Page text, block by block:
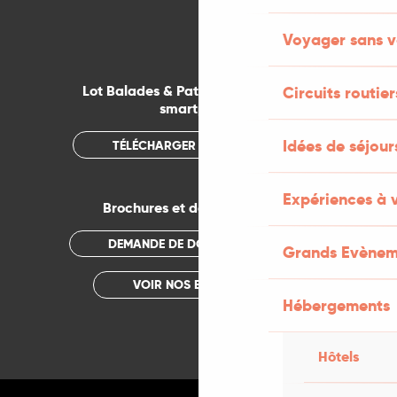
Voyager sans
Circuits
Idées de
Expériences à
Grands
Hébergements
Hôtels
Lot Balades & Patrimoines sur votre
smartphone
TÉLÉCHARGER L'APPLICATION
Brochures et documentations
DEMANDE DE DOCUMENTATION
VOIR NOS BROCHURES